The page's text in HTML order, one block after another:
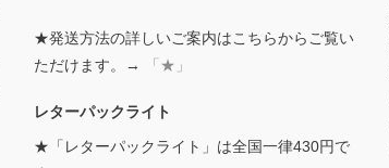
★発送方法の詳しいご案内はこちらからご覧い
ただけます。→
「★」
レターパックライト
★「レターパックライト」は全国一律430円で